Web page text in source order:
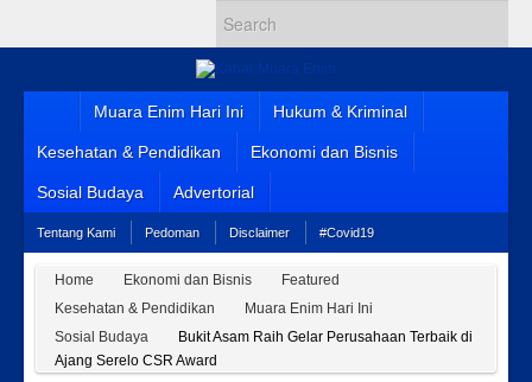
Muara Enim Hari Ini Hukum & Kriminal
Kesehatan & Pendidikan Ekonomi dan Bisnis
Sosial Budaya Advertorial
Tentang Kami Pedoman Disclaimer #Covid19
Home Ekonomi dan Bisnis
Featured
Kesehatan & Pendidikan
Muara Enim Hari Ini
Sosial Budaya
Bukit Asam Raih Gelar Perusahaan Terbaik di
Ajang Serelo CSR Award